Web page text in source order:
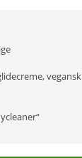
vegansk